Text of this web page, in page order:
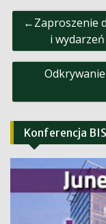
Nawigacja
wpisu
Zaproszenie
i
Konferencja